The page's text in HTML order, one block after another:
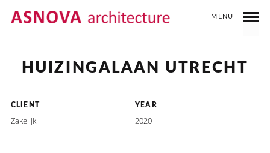
MENU
HUIZINGALAAN UTRECHT
CLIENT
Zakelijk
YEAR
2020